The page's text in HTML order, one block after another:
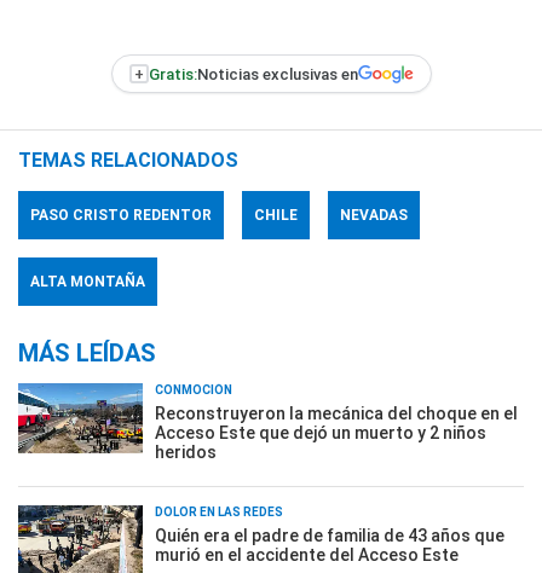
+ Gratis:Noticias exclusivas en
TEMAS RELACIONADOS
PASO CRISTO REDENTOR CHILE NEVADAS
ALTA MONTAÑA
MÁS LEÍDAS
CONMOCIÓN
Reconstruyeron la mecánica del choque en el
Acceso Este que dejó un muerto y 2 niños
heridos
DOLOR EN LAS REDES
Quién era el padre de familia de 43 años que
murió en el accidente del Acceso Este